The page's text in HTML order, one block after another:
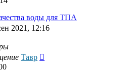
воды для ТПА
2021, 12:16
Тавр